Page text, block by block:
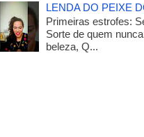
LENDA DO PEIXE
Primeiras estrofes:
Sorte de quem
beleza, Q...